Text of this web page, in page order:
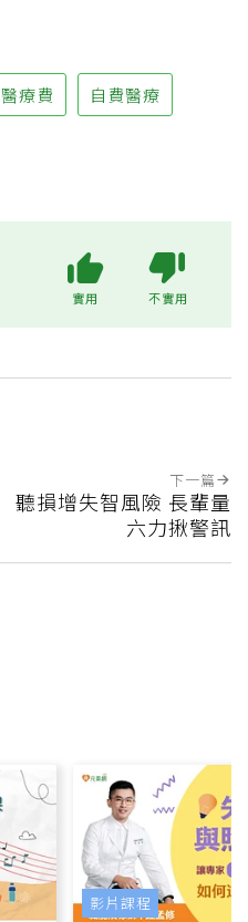
醫療費 自費醫療
實用 不實用
下一篇
聽損增失智風險 長輩量
六力揪警訊
影片課程